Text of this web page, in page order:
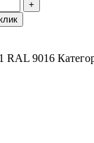
RAL 9016